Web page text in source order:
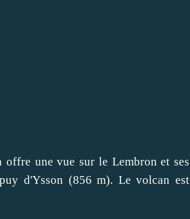
une vue sur le Lembron et ses
d'Ysson (856 m). Le volcan est